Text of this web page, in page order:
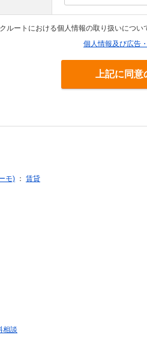
ルートにおける個人情報の取り扱いについ
個人情報及び広告
上記に同
モ) ： 賃貸
相談